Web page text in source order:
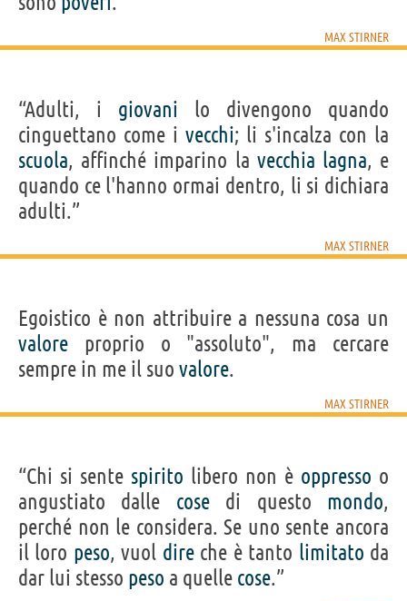
MAX STIRNER
“Adulti, i giovani lo divengono quando
cinguettano come i vecchi; li s'incalza con la
scuola, affinché imparino la vecchia lagna, e
quando ce l'hanno ormai dentro, li si dichiara
adulti.”
MAX STIRNER
Egoistico è non attribuire a nessuna cosa un
valore proprio o "assoluto", ma cercare
sempre in me il suo valore.
MAX STIRNER
“Chi si sente spirito libero non è oppresso o
angustiato dalle cosedi questo mondo,
perché non le considera. Se uno sente ancora
il loro peso, vuol direche è tanto limitato da
dar lui stesso peso a quelle cose.”